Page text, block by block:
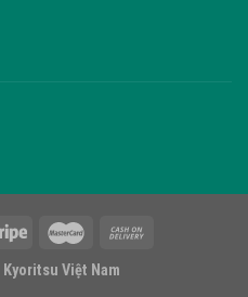
Kyoritsu Việt Nam